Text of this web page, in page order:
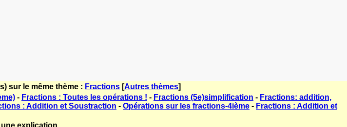
sur le même thème : Fractions [Autres thèmes]
- Fractions : Toutes les opérations ! - Fractions (5e)simplification - Fractions: addition,
: Addition et Soustraction - Opérations sur les fractions-4ième - Fractions : Addition et
explication...